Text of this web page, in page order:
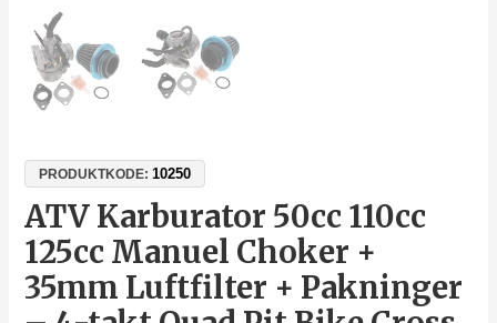
PRODUKTKODE:10250
ATV Karburator 50cc 110cc
125cc Manuel Choker +
35mm Luftfilter + Pakninger